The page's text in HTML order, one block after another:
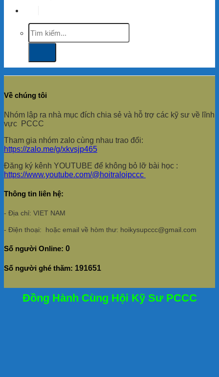
Tìm
kiếm:
Về chúng tôi
Nhóm lập ra nhà mục đích chia sẻ và hỗ trợ các kỹ sư về lĩnh
vực PCCC
Tham gia nhóm zalo cùng nhau trao đổi:
https://zalo.me/g/xkvsjp465
Đăng ký kênh YOUTUBE để không bỏ lỡ bài học :
https://www.youtube.com/@hoitraloipccc
Thông tin liên hệ:
- Địa chỉ: VIET NAM
- Điện thoại: hoặc email về hòm thư: hoikysupccc@gmail.com
Số người Online: 0
Số người ghé thăm: 191651
Đồng Hành Cùng Hội Kỹ Sư PCCC